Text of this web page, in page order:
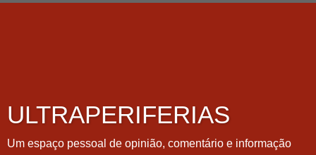
ULTRAPERIFERIAS
Um espaço pessoal de opinião, comentário e informação